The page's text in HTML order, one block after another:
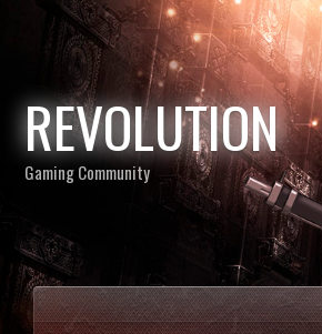
REVOLUTION
Gaming Community